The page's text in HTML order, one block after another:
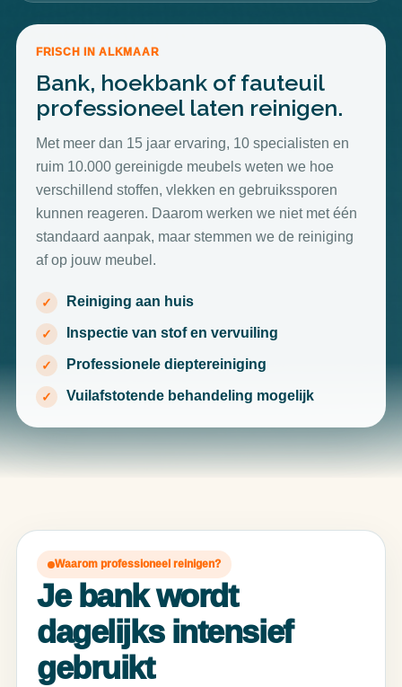
FRISCH IN ALKMAAR
Bank, hoekbank of fauteuil
professioneel laten reinigen.
Met meer dan 15 jaar ervaring, 10 specialisten en
ruim 10.000 gereinigde meubels weten we hoe
verschillend stoffen, vlekken en gebruikssporen
kunnen reageren. Daarom werken we niet met één
standaard aanpak, maar stemmen we de reiniging
af op jouw meubel.
Reiniging aan huis
Inspectie van stof en vervuiling
Professionele dieptereiniging
Vuilafstotende behandeling mogelijk
Waarom professioneel reinigen?
Je bank wordt
dagelijks intensief
gebruikt